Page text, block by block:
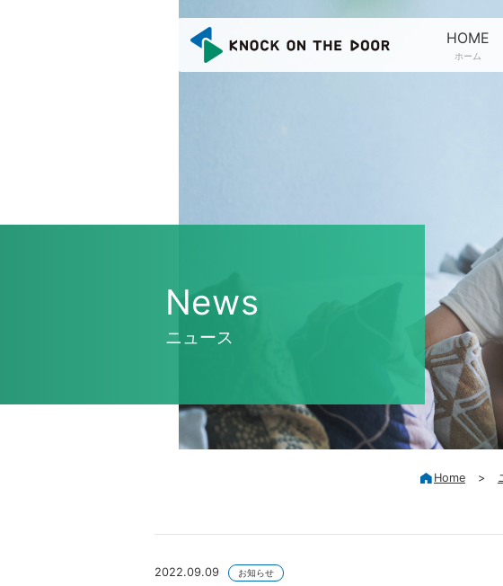
HOME
ホーム
News
ニ ュ ース
Home >
2022.09.09 お知らせ